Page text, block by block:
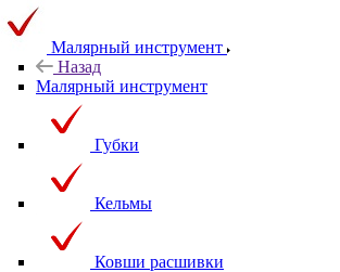
Малярный инструмент
Назад
Малярный инструмент
Губки
Кельмы
Ковши расшивки